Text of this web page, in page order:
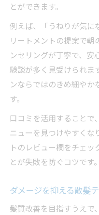
とができます。
例えば、「うねりが気に
リートメントの提案で
ンセリングが丁寧で、安
験談が多く見受けられま
ンならではのきめ細やか
す。
口コミを活用することで
ニューを見つけやすくな
トのレビュー欄をチェ
とが失敗を防ぐコツです。
ダメージを抑える散髪
髪質改善を目指すうえで